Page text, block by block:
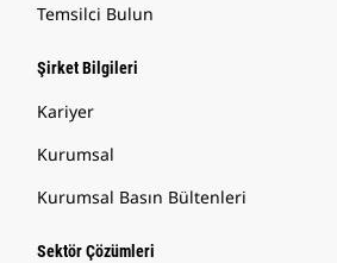
Temsilci Bulun
Şirket Bilgileri
Kariyer
Kurumsal
Kurumsal Basın Bültenleri
Sektör Çözümleri